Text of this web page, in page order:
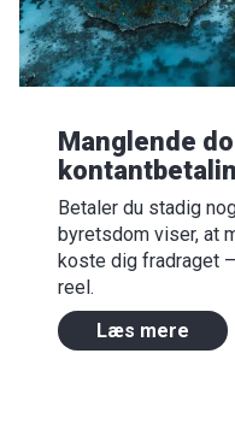
Manglende
Betaler du stadig
byretsdom viser, at
koste dig fradraget
reel.
Læs mere